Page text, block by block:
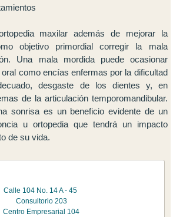
maxilar además de mejorar la
objetivo primordial corregir la mala
Una mala mordida puede ocasionar
como encías enfermas por la dificultad
desgaste de los dientes y, en
de la articulación temporomandibular.
sonrisa es un beneficio evidente de un
u ortopedia que tendrá un impacto
de su vida.
Calle 104 No. 14 A - 45
Consultorio 203
Centro Empresarial 104